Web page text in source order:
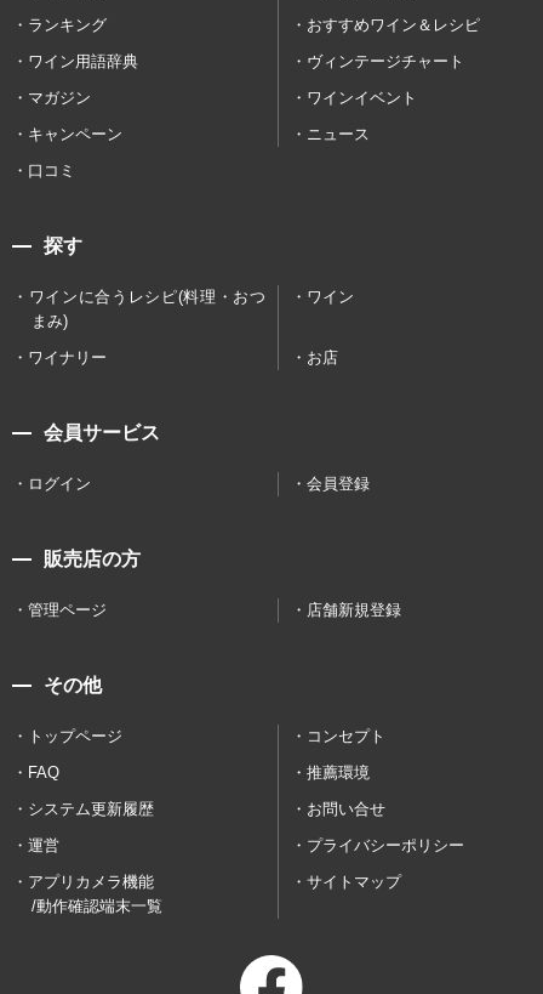
ランキング
おすすめワイン＆レシピ
ワイン用語辞典
ヴィンテージチャート
マガジン
ワインイベント
キャンペーン
ニュース
口コミ
探す
ワインに合うレシピ(料理・おつ
まみ)
ワイン
ワイナリー お店
会員サービス
ログイン 会員登録
販売店の方
管理ページ 店舗新規登録
その他
トップページ
コンセプト
FAQ
推薦環境
システム更新履歴
お問い合せ
運営
プライバシーポリシー
アプリカメラ機能
/動作確認端末一覧
サイトマップ